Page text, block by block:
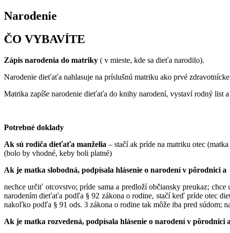
Narodenie
ČO VYBAVÍTE
Zápis narodenia do matriky ( v mieste, kde sa dieťa narodilo).
Narodenie dieťaťa nahlasuje na príslušnú matriku ako prvé
Matrika zapíše narodenie dieťaťa do knihy narodení, vystaví rodný list
Potrebné doklady
Ak sú rodiča dieťaťa manželia – stačí ak príde na matriku otec
(bolo by vhodné, keby boli platné)
Ak je matka slobodná, podpísala hlásenie o narodení v pôrodnici a
nechce určiť otcovstvo; príde sama a predloží občiansky preukaz;
narodením dieťaťa podľa § 92 zákona o rodine, stačí keď príde otec
nakoľko podľa § 91 ods. 3 zákona o rodine tak môže iba pred súdom;
Ak je matka rozvedená, podpísala hlásenie o narodení v pôrodnici a